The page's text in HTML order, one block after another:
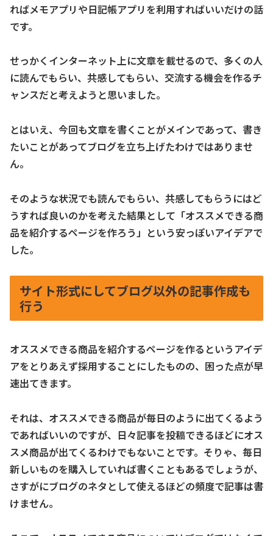
ればメモアプリや日記帳アプリを利用すればいいだけの話
です。
せっかくインターネット上に文章を載せるので、多くの人
に読んでもらい、共感してもらい、交流する機会を作るチ
ャンスだと考えようと思いました。
とはいえ、今回も文章を書くことがメインであって、書き
たいことがあってブログを立ち上げたわけではありませ
ん。
そのような状況でも読んでもらい、共感してもらうにはど
うすれば良いのかを考えた結果として「オススメできる商
品を紹介するページを作ろう」という安っぽいアイデアで
した。
サイト形式にしてブログ以外の記事作成も
行う
オススメできる商品を紹介するページを作るというアイデ
アをとりあえず採用することにしたものの、困った点が早
速出てきます。
それは、オススメできる商品が毎日のように出てくるよう
であればいいのですが、日々記事を投稿できるほどにオス
スメ商品が出てくるわけでもないことです。そりゃ、毎日
新しいものを購入していれば書くこともあるでしょうが、
さすがにブログのネタとして使えるほどの頻度で記事は書
けません。